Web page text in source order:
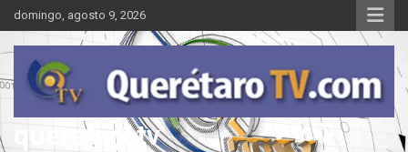
Saltar
al
contenido
domingo, agosto 9, 2026
queretarotv